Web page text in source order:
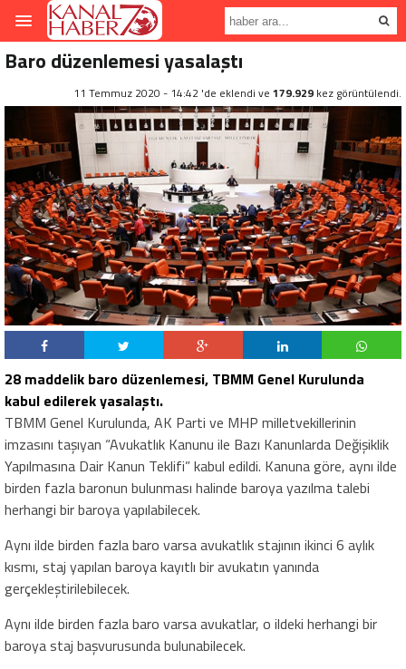
Baro düzenlemesi yasalaştı
11 Temmuz 2020 - 14:42 'de eklendi ve 179.929 kez görüntülendi.
28 maddelik baro düzenlemesi, TBMM Genel Kurulunda
kabul edilerek yasalaştı.
TBMM Genel Kurulunda, AK Parti ve MHP milletvekillerinin
imzasını taşıyan “Avukatlık Kanunu ile Bazı Kanunlarda Değişiklik
Yapılmasına Dair Kanun Teklifi” kabul edildi. Kanuna göre, aynı ilde
birden fazla baronun bulunması halinde baroya yazılma talebi
herhangi bir baroya yapılabilecek.
Aynı ilde birden fazla baro varsa avukatlık stajının ikinci 6 aylık
kısmı, staj yapılan baroya kayıtlı bir avukatın yanında
gerçekleştirilebilecek.
Aynı ilde birden fazla baro varsa avukatlar, o ildeki herhangi bir
baroya staj başvurusunda bulunabilecek.